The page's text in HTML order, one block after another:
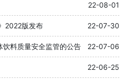
22-08-01
22-07-30
2022版发布
22-07-06
料质量安全监管的公告
22-06-25